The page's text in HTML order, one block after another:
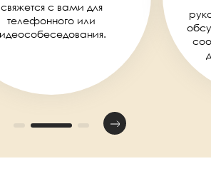
свяжется с вами для
телефонного или